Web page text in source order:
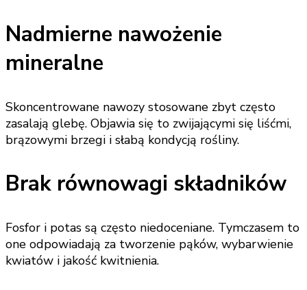
Nadmierne nawożenie
mineralne
Skoncentrowane nawozy stosowane zbyt często
zasalają glebę. Objawia się to zwijającymi się liśćmi,
brązowymi brzegi i słabą kondycją rośliny.
Brak równowagi składników
Fosfor i potas są często niedoceniane. Tymczasem to
one odpowiadają za tworzenie pąków, wybarwienie
kwiatów i jakość kwitnienia.